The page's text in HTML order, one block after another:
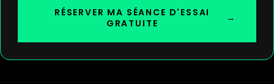
RÉSERVER MA SÉANCE D'ESSAI
GRATUITE
→